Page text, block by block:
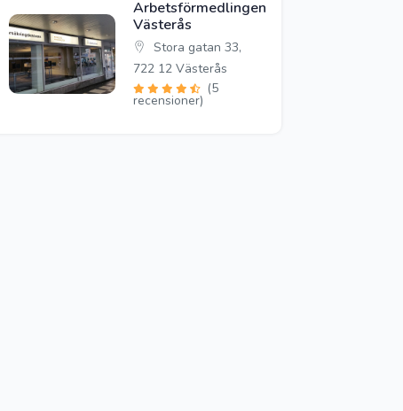
Arbetsförmedlingen
Västerås
Stora gatan 33,
722 12 Västerås
(5
recensioner)